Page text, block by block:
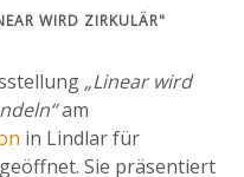
WIRD ZIRKULÄR"
„Linear wird
am
in Lindlar für
Sie präsentiert